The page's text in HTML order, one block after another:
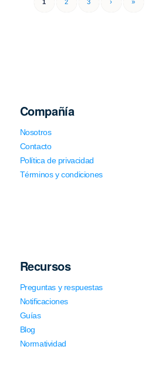
1 2 3 › »
Compañía
Nosotros
Contacto
Política de privacidad
Términos y condiciones
Recursos
Preguntas y respuestas
Notificaciones
Guías
Blog
Normatividad